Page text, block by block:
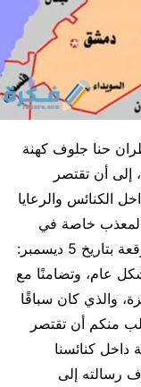
حنا جلوف كهنة
إلى أن تقتصر
الكنائس والرعايا
خاصة في
قطاع غزة”، وقال سيادته في الرسالة الموقعة بتاريخ 5 ديسمبر:
عام، وتضامنًا مع
والذي كان سباقًا
منكم أن تقتصر
داخل كنائسنا
رسالته إلى